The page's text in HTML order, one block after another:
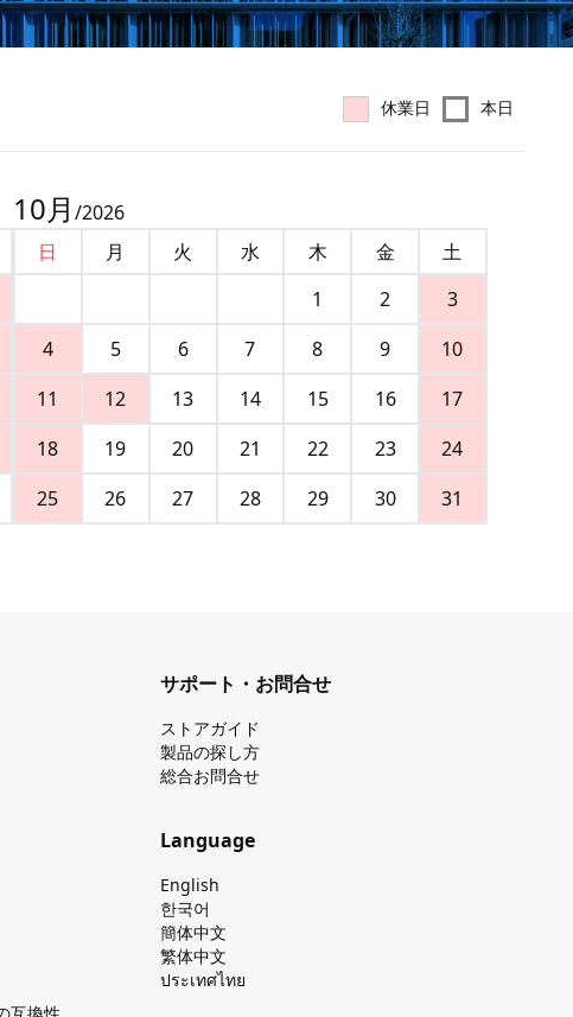
休業日 本日
10月 /2026
日
月 火 水 木 金
土
1
2
3
4
5 6 7 8 9
10
11
12 13 14 15 16
17
18
19 20 21 22 23
24
25
26 27 28 29 30 31
サポート・お問合せ
ストアガイド
製品の探し⽅
総合お問合せ
Language
English
한국어
簡体中文
繁体中文
ประเทศไทย